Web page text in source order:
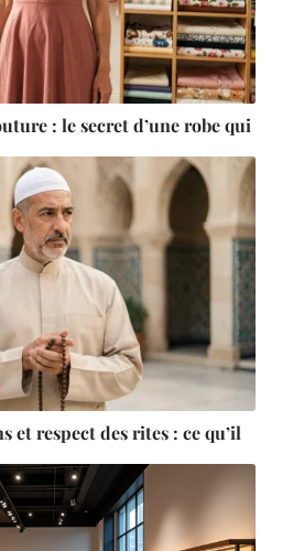
: le secret d’une robe qui
et respect des rites : ce qu’il